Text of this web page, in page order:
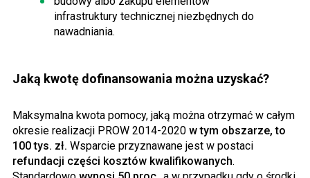
infrastruktury technicznej niezbędnych do
nawadniania.
Jaką kwotę dofinansowania można uzyskać?
Maksymalna kwota pomocy, jaką można otrzymać w całym
okresie realizacji PROW 2014-2020 w tym obszarze, to
100 tys. zł. Wsparcie przyznawane jest w postaci
refundacji części kosztów kwalifikowanych.